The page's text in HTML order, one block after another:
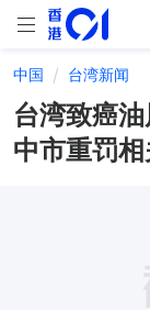
中国 台湾新闻
台湾致癌
中市重罚